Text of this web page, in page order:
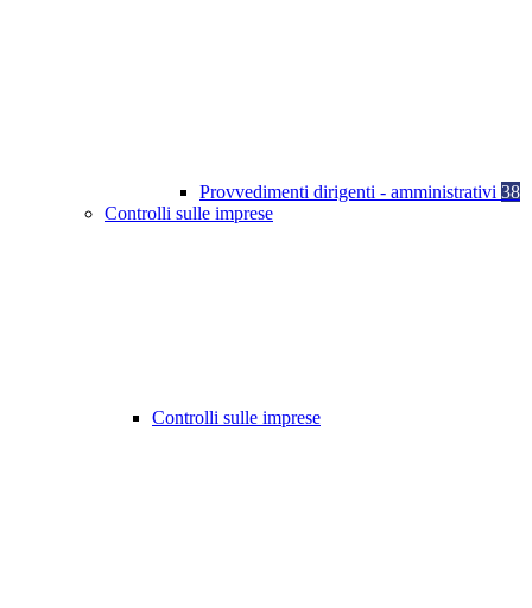
Provvedimenti dirigenti - amministrativi 38
Controlli sulle imprese
Controlli sulle imprese